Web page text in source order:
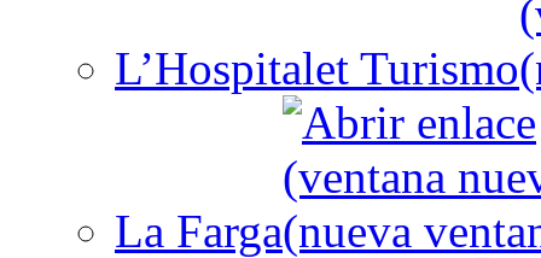
L’Hospitalet Turismo
La Farga